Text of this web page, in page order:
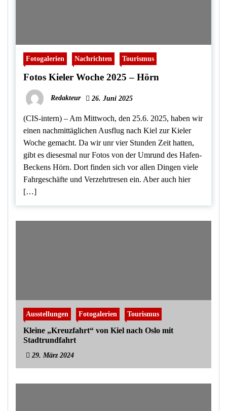
Fotogalerien Nachrichten Tourismus
Fotos Kieler Woche 2025 – Hörn
Redakteur 26. Juni 2025
(CIS-intern) – Am Mittwoch, den 25.6. 2025, haben wir
einen nachmittäglichen Ausflug nach Kiel zur Kieler
Woche gemacht. Da wir unr vier Stunden Zeit hatten,
gibt es diesesmal nur Fotos von der Umrund des Hafen-
Beckens Hörn. Dort finden sich vor allen Dingen viele
Fahrgeschäfte und Verzehrtresen ein. Aber auch hier
[…]
Ausstellungen Fotogalerien Tourismus
Kleine „Kreuzfahrt“ von Kiel nach Oslo mit
Stadtrundfahrt
29. März 2024